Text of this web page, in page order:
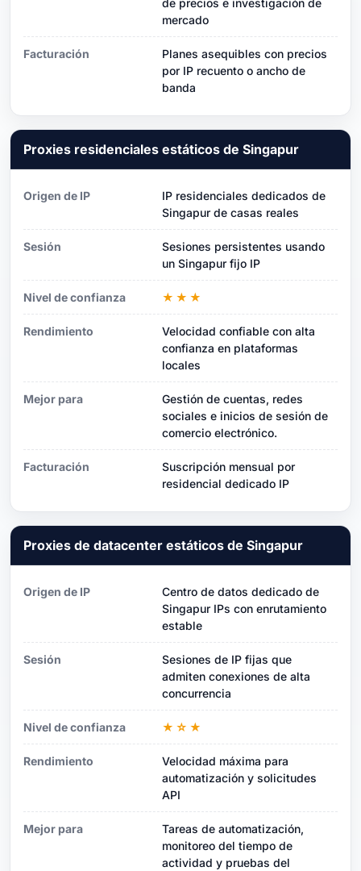
mercado
Facturación
Planes asequibles con precios
por IP recuento o ancho de
banda
Proxies residenciales estáticos de Singapur
Origen de IP
IP residenciales dedicados de
Singapur de casas reales
Sesión
Sesiones persistentes usando
un Singapur fijo IP
Nivel de confianza ★★★
Rendimiento
Velocidad confiable con alta
confianza en plataformas
locales
Mejor para
Gestión de cuentas, redes
sociales e inicios de sesión de
comercio electrónico.
Facturación
Suscripción mensual por
residencial dedicado IP
Proxies de datacenter estáticos de Singapur
Origen de IP
Centro de datos dedicado de
Singapur IPs con enrutamiento
estable
Sesión
Sesiones de IP fijas que
admiten conexiones de alta
concurrencia
Nivel de confianza ★☆★
Rendimiento
Velocidad máxima para
automatización y solicitudes
API
Mejor para
Tareas de automatización,
monitoreo del tiempo de
actividad y pruebas del